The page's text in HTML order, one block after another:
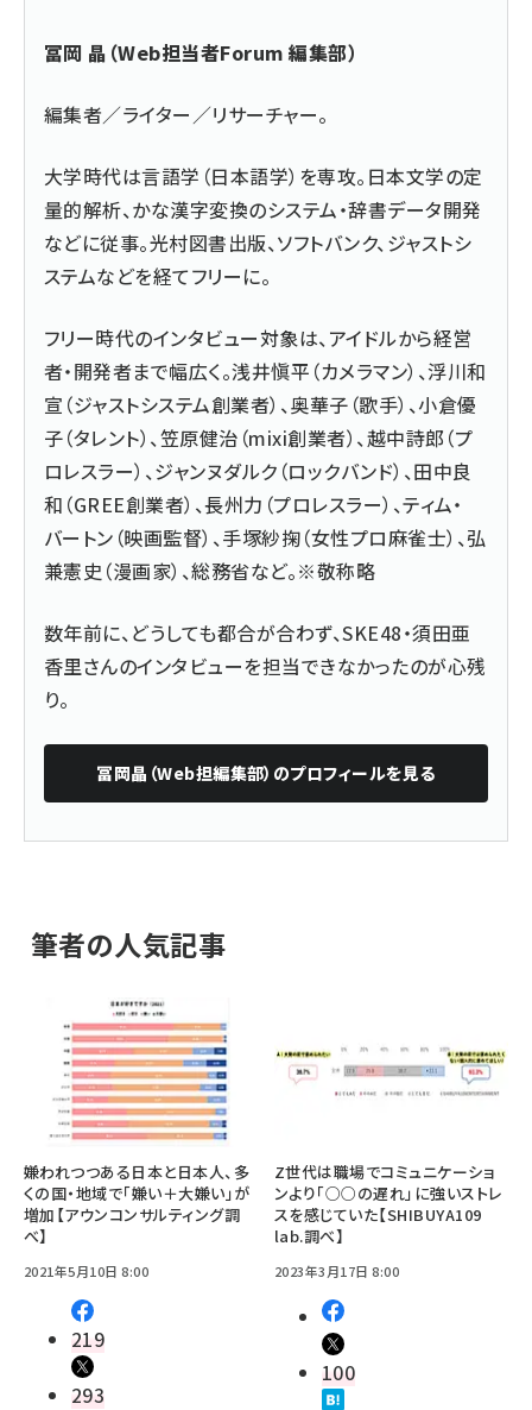
冨岡 晶（Web担当者Forum 編集部）
編集者／ライター／リサーチャー。
大学時代は言語学（日本語学）を専攻。日本文学の定
量的解析、かな漢字変換のシステム・辞書データ開発
などに従事。光村図書出版、ソフトバンク、ジャストシ
ステムなどを経てフリーに。
フリー時代のインタビュー対象は、アイドルから経営
者・開発者まで幅広く。浅井愼平（カメラマン）、浮川和
宣（ジャストシステム創業者）、奥華子（歌手）、小倉優
子（タレント）、笠原健治（mixi創業者）、越中詩郎（プ
ロレスラー）、ジャンヌダルク（ロックバンド）、田中良
和（GREE創業者）、長州力（プロレスラー）、ティム・
バートン（映画監督）、手塚紗掬（女性プロ麻雀士）、弘
兼憲史（漫画家）、総務省など。※敬称略
数年前に、どうしても都合が合わず、SKE48・須田亜
香里さんのインタビューを担当できなかったのが心残
り。
冨岡晶（Web担編集部） のプロフィールを見る
筆者の人気記事
嫌われつつある日本と日本人、多
くの国・地域で「嫌い＋大嫌い」が
増加【アウンコンサルティング調
べ】
2021年5月10日 8:00
219
293
Z世代は職場でコミュニケーショ
ンより「○○の遅れ」に強いストレ
スを感じていた【SHIBUYA109
lab.調べ】
2023年3月17日 8:00
100